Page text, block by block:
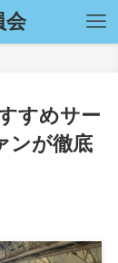
会
すめサー
ンが徹底